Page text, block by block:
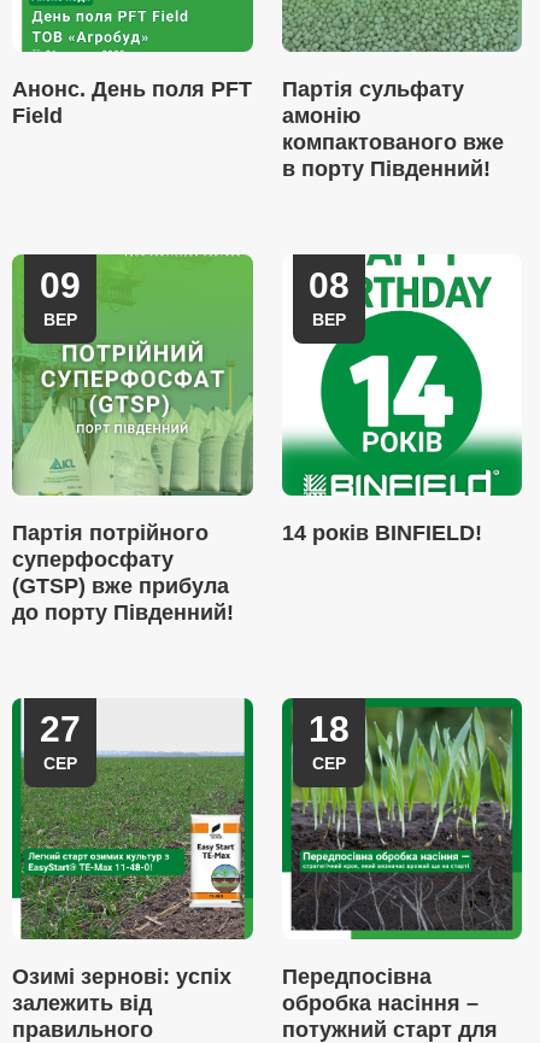
Анонс. День поля PFT
Field
Партія сульфату
амонію
компактованого вже
в порту Південний!
09
ВЕР
Партія потрійного
суперфосфату
(GTSP) вже прибула
до порту Південний!
08
ВЕР
14 років BINFIELD!
27
СЕР
Озимі зернові: успіх
залежить від
правильного
18
СЕР
Передпосівна
обробка насіння –
потужний старт для